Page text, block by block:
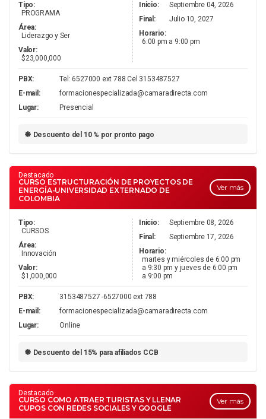
Tipo:
PROGRAMA
Área:
Liderazgo y Ser
Valor:
$23,000,000
Inicio:
Septiembre 04, 2026
Final:
Julio 10, 2027
Horario:
6:00 pm a 9:00 pm
PBX:
Tel: 6527000 ext 788 Cel 3153487527
E-mail:
formacionespecializada@camaradirecta.com
Lugar:
Presencial
Descuento del 10 % por pronto pago
Ver más
Destacado
CURSO ESTRUCTURACIÓN DE PROYECTOS DE
ENERGÍA-UNIVERSIDAD EXTERNADO DE
COLOMBIA
Tipo:
CURSOS
Área:
Innovación
Valor:
$1,000,000
Inicio:
Septiembre 08, 2026
Final:
Septiembre 17, 2026
Horario:
martes y miércoles de 6:00 pm
a 9:30 pm y jueves de 6:00 pm
a 9:00 pm
PBX:
3153487527 -6527000 ext 788
E-mail:
formacionespecializada@camaradirecta.com
Lugar:
Online
Descuento del 15% para afiliados CCB
Ver más
Destacado
CURSO COMO ATRAER TURISTAS Y LLENAR
CUPOS CON REDES SOCIALES Y GOOGLE